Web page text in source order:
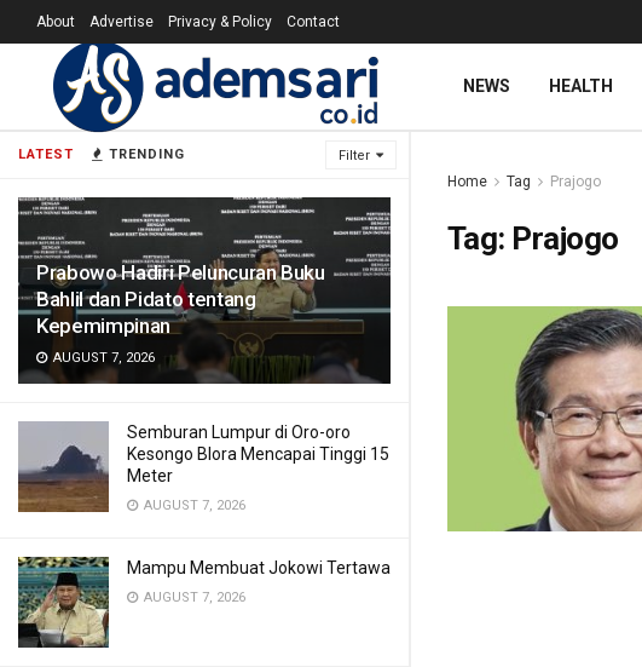
LATEST TRENDING Filter
Prabowo Hadiri Peluncuran Buku
Bahlil dan Pidato tentang
Kepemimpinan
AUGUST 7, 2026
Semburan Lumpur di Oro-oro
Kesongo Blora Mencapai Tinggi 15
Meter
AUGUST 7, 2026
Mampu Membuat Jokowi Tertawa
AUGUST 7, 2026
About Advertise Privacy & Policy Contact
NEWS HEALTH
Home Tag Prajogo
Tag: Prajogo